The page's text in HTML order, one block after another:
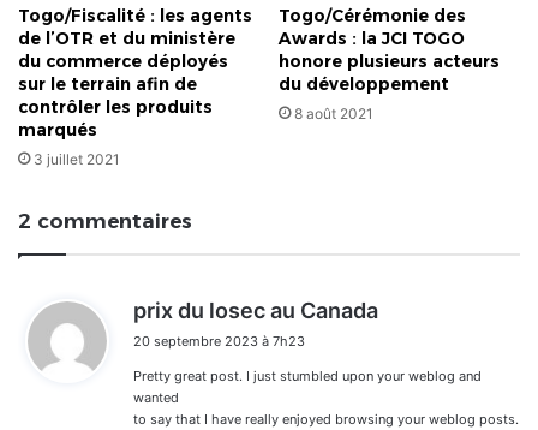
Togo/Fiscalité : les agents
de l’OTR et du ministère
du commerce déployés
sur le terrain afin de
contrôler les produits
marqués
3 juillet 2021
Togo/Cérémonie des
Awards : la JCI TOGO
honore plusieurs acteurs
du développement
8 août 2021
2 commentaires
prix du losec au Canada
20 septembre 2023 à 7h23
Pretty great post. I just stumbled upon your weblog and
wanted
to say that I have really enjoyed browsing your weblog posts.